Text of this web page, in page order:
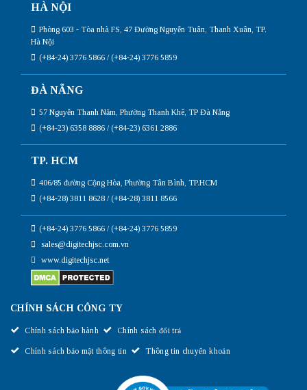
HÀ NỘI
Phòng 603 - Tòa nhà FS, 47 Đường Nguyễn Tuân, Thanh Xuân, TP.
Hà Nội
(+84-24) 3776 5866 / (+84-24) 3776 5859
ĐÀ NẴNG
57 Nguyễn Thanh Năm, Phường Thanh Khê, TP Đà Nẵng
(+84-23) 6358 8886 / (+84-23) 6361 2886
TP. HCM
406/85 đường Cộng Hòa, Phường Tân Bình, TP.HCM
(+84-28) 3811 8628 / (+84-28) 3811 8566
(+84-24) 3776 5866 / (+84-24) 3776 5859
sales@digitechjsc.com.vn
www.digitechjsc.net
CHÍNH SÁCH CÔNG TY
Chính sách bảo hành Chính sách đổi trả
Chính sách bảo mật thông tin Thông tin chuyển khoản